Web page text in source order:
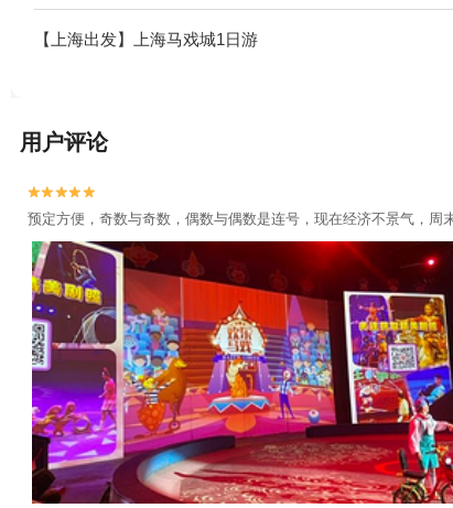
【上海出发】上海马戏城1日游
用户评论


预定方便，奇数与奇数，偶数与偶数是连号，现在经济不景气，